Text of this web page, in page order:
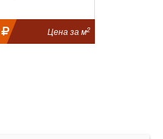
Цена за м2